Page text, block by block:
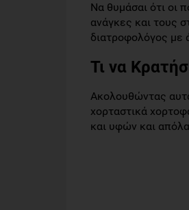
Να θυμάσαι ότι οι
ανάγκες και τους
διατροφολόγος με
Τι να
Ακολουθώντας
χορταστικά
και υφών και